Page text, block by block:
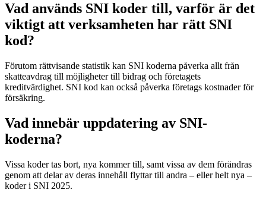
Vad används SNI koder till, varför är det
viktigt att verksamheten har rätt SNI
kod?
Förutom rättvisande statistik kan SNI koderna påverka allt från
skatteavdrag till möjligheter till bidrag och företagets
kreditvärdighet. SNI kod kan också påverka företags kostnader för
försäkring.
Vad innebär uppdatering av SNI-
koderna?
Vissa koder tas bort, nya kommer till, samt vissa av dem förändras
genom att delar av deras innehåll flyttar till andra – eller helt nya –
koder i SNI 2025.